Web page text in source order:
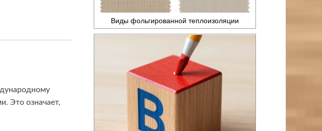
Это означает,
Виды фольгированной теплоизоляции